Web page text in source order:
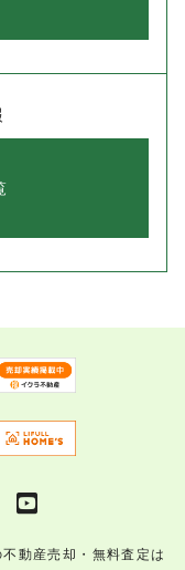
動産売却・無料査定は